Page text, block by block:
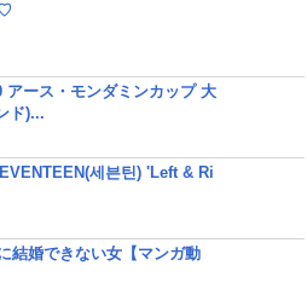
アース・モンダミンカップ 大
ド)...
세븐틴) 'Left & Ri
結婚できない女【マンガ動